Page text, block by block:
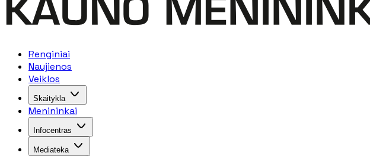
Renginiai
Naujienos
Veiklos
Skaitykla
Menininkai
Infocentras
Mediateka